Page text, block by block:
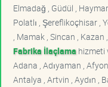
Elmadağ , Güdül ,
Polatlı , Şereflikoçhisar ,
, Mamak , Sincan ,
Fabrika İlaçlama hizmeti
Adana , Adıyaman ,
Antalya , Artvin , Aydın ,